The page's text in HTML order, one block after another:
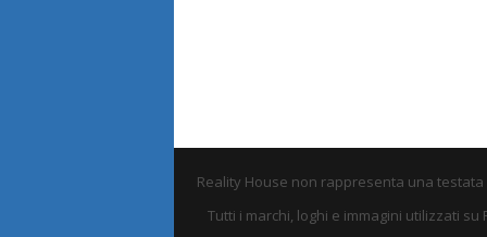
Reality House non rappresenta una
Tutti i marchi, loghi e immagini utilizzati